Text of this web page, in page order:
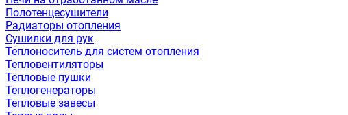
Полотенцесушители
Радиаторы отопления
Сушилки для рук
Теплоноситель для систем отопления
Тепловентиляторы
Тепловые пушки
Теплогенераторы
Тепловые завесы